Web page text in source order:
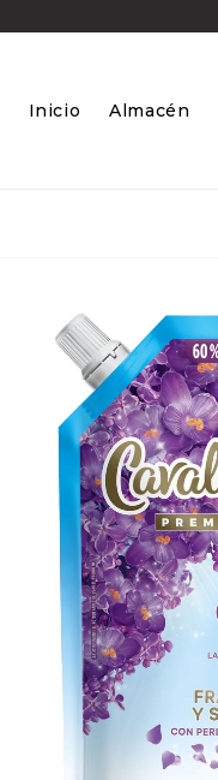
Inicio Almacén